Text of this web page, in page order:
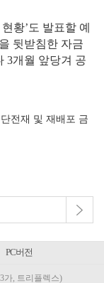
황’도 발표할 예
뒷받침한 자금
3개월 앞당겨 공
전재 및 재배포 금
PC버전
가, 트리플렉스)